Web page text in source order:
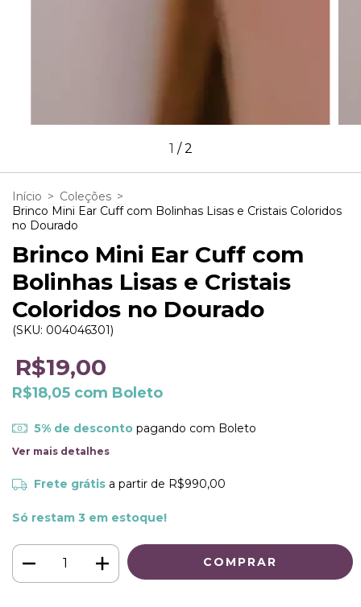
1 /2
Início > Coleções >
Brinco Mini Ear Cuff com Bolinhas Lisas e Cristais Coloridos
no Dourado
Brinco Mini Ear Cuff com
Bolinhas Lisas e Cristais
Coloridos no Dourado
(SKU: 004046301)
R$19,00
R$18,05 com Boleto
5% de descontopagando com Boleto
Ver mais detalhes
Frete grátis a partir de R$990,00
Só restam 3 em estoque!